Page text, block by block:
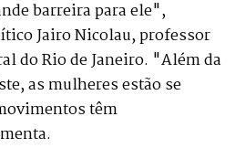
barreira para ele",
Jairo Nicolau, professor
do Rio de Janeiro. "Além da
as mulheres estão se
têm